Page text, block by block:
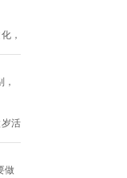
，
活
做